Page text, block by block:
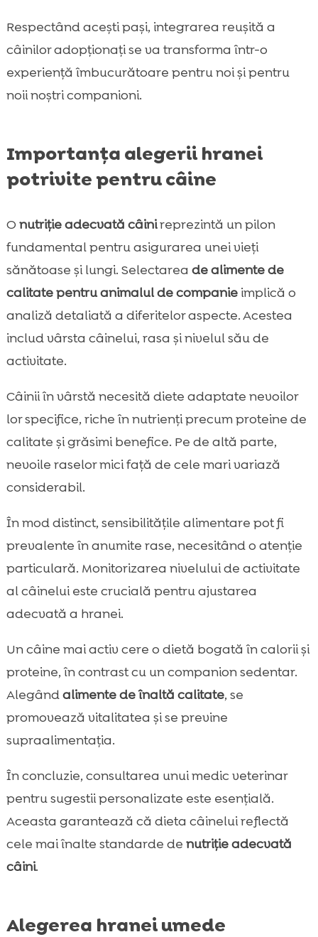
Respectând acești pași, integrarea reușită a
câinilor adopționați se va transforma într-o
experiență îmbucurătoare pentru noi și pentru
noii noștri companioni.
Importanța alegerii hranei
potrivite pentru câine
O nutriție adecvată câinireprezintă un pilon
fundamental pentru asigurarea unei vieți
sănătoase și lungi. Selectarea de alimente de
calitate pentru animalul de companieimplică o
analiză detaliată a diferitelor aspecte. Acestea
includ vârsta câinelui, rasa și nivelul său de
activitate.
Câinii în vârstă necesită diete adaptate nevoilor
lor specifice, riche în nutrienți precum proteine de
calitate și grăsimi benefice. Pe de altă parte,
nevoile raselor mici față de cele mari variază
considerabil.
În mod distinct, sensibilitățile alimentare pot fi
prevalente în anumite rase, necesitând o atenție
particulară. Monitorizarea nivelului de activitate
al câinelui este crucială pentru ajustarea
adecvată a hranei.
Un câine mai activ cere o dietă bogată în calorii și
proteine, în contrast cu un companion sedentar.
Alegândalimente de înaltă calitate, se
promovează vitalitatea și se previne
supraalimentația.
În concluzie, consultarea unui medic veterinar
pentru sugestii personalizate este esențială.
Aceasta garantează că dieta câinelui reflectă
cele mai înalte standarde de nutriție adecvată
câini.
Alegerea hranei umede